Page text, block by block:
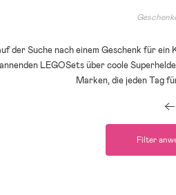
der Suche nach einem Geschenk für
LEGOSets über coole
Marken, die jeden Tag
Filter